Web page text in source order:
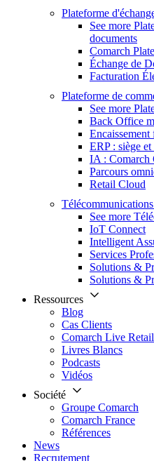
Plateforme
See more
documents
Comarch
Échange de
Facturation
Plateforme de
See more
Back Office
ERP : siège et
IA : Comarch
Parcours
Retail Cloud
Télécommunications
See more
IoT Connect
Intelligent
Services
Solutions &
Solutions &
Ressources
Blog
Cas Clients
Comarch Live
Livres Blancs
Podcasts
Vidéos
Société
Groupe Comarch
Comarch France
Références
News
Recrutement